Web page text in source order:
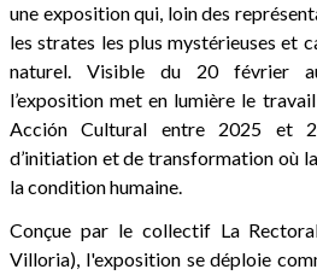
une exposition qui, loin des
les strates les plus mystérieuses et
naturel. Visible du 20 février
l’exposition met en lumière le
Acción Cultural entre 2025 et
d’initiation et de transformation où
la condition humaine.
Conçue par le collectif La
Villoria), l'exposition se déploie